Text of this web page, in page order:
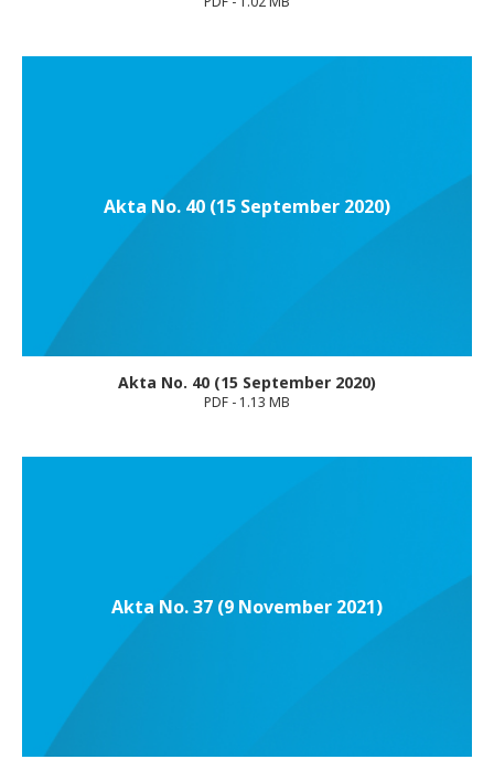
Akta No. 40 (15 September 2020)
Akta No. 40 (15 September 2020)
PDF - 1.13 MB
Akta No. 37 (9 November 2021)